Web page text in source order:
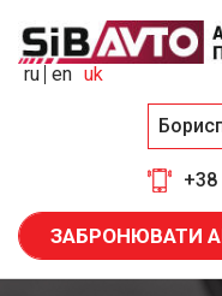
+38
ru en uk
ЗАБРОНЮВАТИ